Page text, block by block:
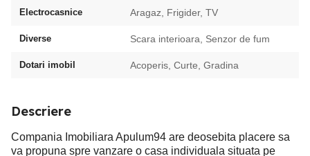
Electrocasnice Aragaz, Frigider, TV
Diverse Scara interioara, Senzor de fum
Dotari imobil Acoperis, Curte, Gradina
Descriere
Compania Imobiliara Apulum94 are deosebita placere sa
va propuna spre vanzare o casa individuala situata pe